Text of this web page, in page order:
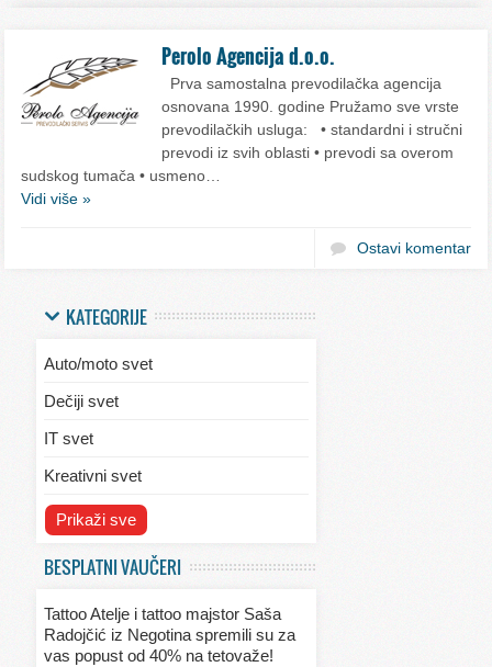
Perolo Agencija d.o.o.
Prva samostalna prevodilačka agencija
osnovana 1990. godine Pružamo sve vrste
prevodilačkih usluga: • standardni i stručni
prevodi iz svih oblasti • prevodi sa overom
sudskog tumača • usmeno…
Vidi više »
Ostavi komentar
KATEGORIJE
Auto/moto svet
Dečiji svet
IT svet
Kreativni svet
Svet ekologije
Svet kulinarstva
Svet lepote
Prikaži sve
BESPLATNI VAUČERI
Tattoo Atelje i tattoo majstor Saša
Radojčić iz Negotina spremili su za
vas popust od 40% na tetovaže!